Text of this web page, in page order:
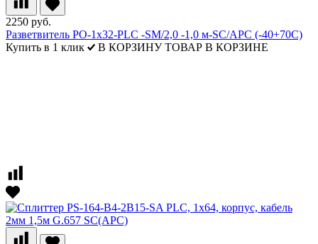
2250 руб.
Разветвитель РО-1х32-PLC -SM/2,0 -1,0 м-SC/APC (-40+70С)
Купить в 1 клик
В КОРЗИНУ ТОВАР В КОРЗИНЕ